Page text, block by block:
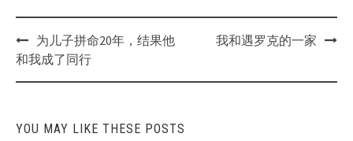
Post
navigation
为儿子拼命20年，结果他
和我成了同行
我和遇罗克的一家
YOU MAY LIKE THESE POSTS